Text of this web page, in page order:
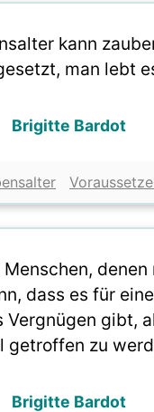
kann
man lebt
Brigitte Bardot
denen
dass es für
Vergnügen gibt,
getroffen zu
Brigitte Bardot